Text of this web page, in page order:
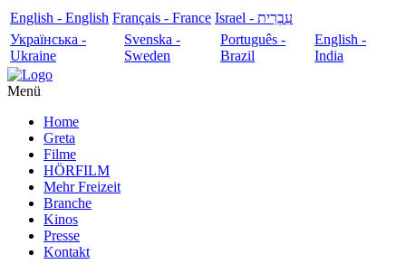
English - English Français - France
עִבְרִית - Israel
Українська -
Ukraine
Svenska -
Sweden
Português -
Brazil
English -
India
Menü
Home
Greta
Filme
HÖRFILM
Mehr Freizeit
Branche
Kinos
Presse
Kontakt